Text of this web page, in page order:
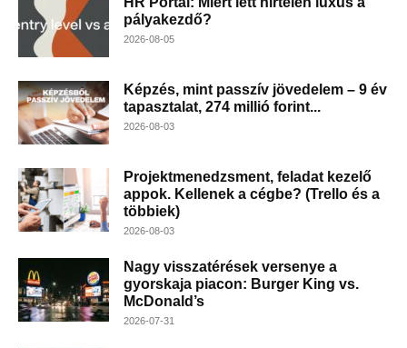
pályakezdő?
2026-08-05
Képzés, mint passzív jövedelem – 9 év
tapasztalat, 274 millió forint...
2026-08-03
Projektmenedzsment, feladat kezelő
appok. Kellenek a cégbe? (Trello és a
többiek)
2026-08-03
Nagy visszatérések versenye a
gyorskaja piacon: Burger King vs.
McDonald’s
2026-07-31